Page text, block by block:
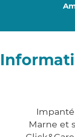
Marne et